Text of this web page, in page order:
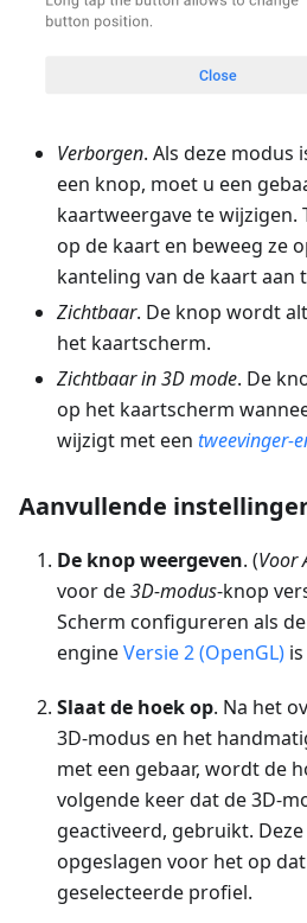
Verborgen. Als deze modus
een knop, moet u een
kaartweergave te wijzigen.
op de kaart en beweeg ze
kanteling van de kaart aan
Zichtbaar. De knop wordt
het kaartscherm.
Zichtbaar in 3D mode. De
op het kaartscherm
wijzigt met een tweevinger-
Aanvullende
De knop weergeven. (Voor
voor de3D-modus-knop
Scherm configureren als
engineVersie 2 (OpenGL)
Slaat de hoek op. Na het
3D-modus en het
met een gebaar, wordt de
volgende keer dat de 3D-
geactiveerd, gebruikt.
opgeslagen voor het op
geselecteerde profiel.